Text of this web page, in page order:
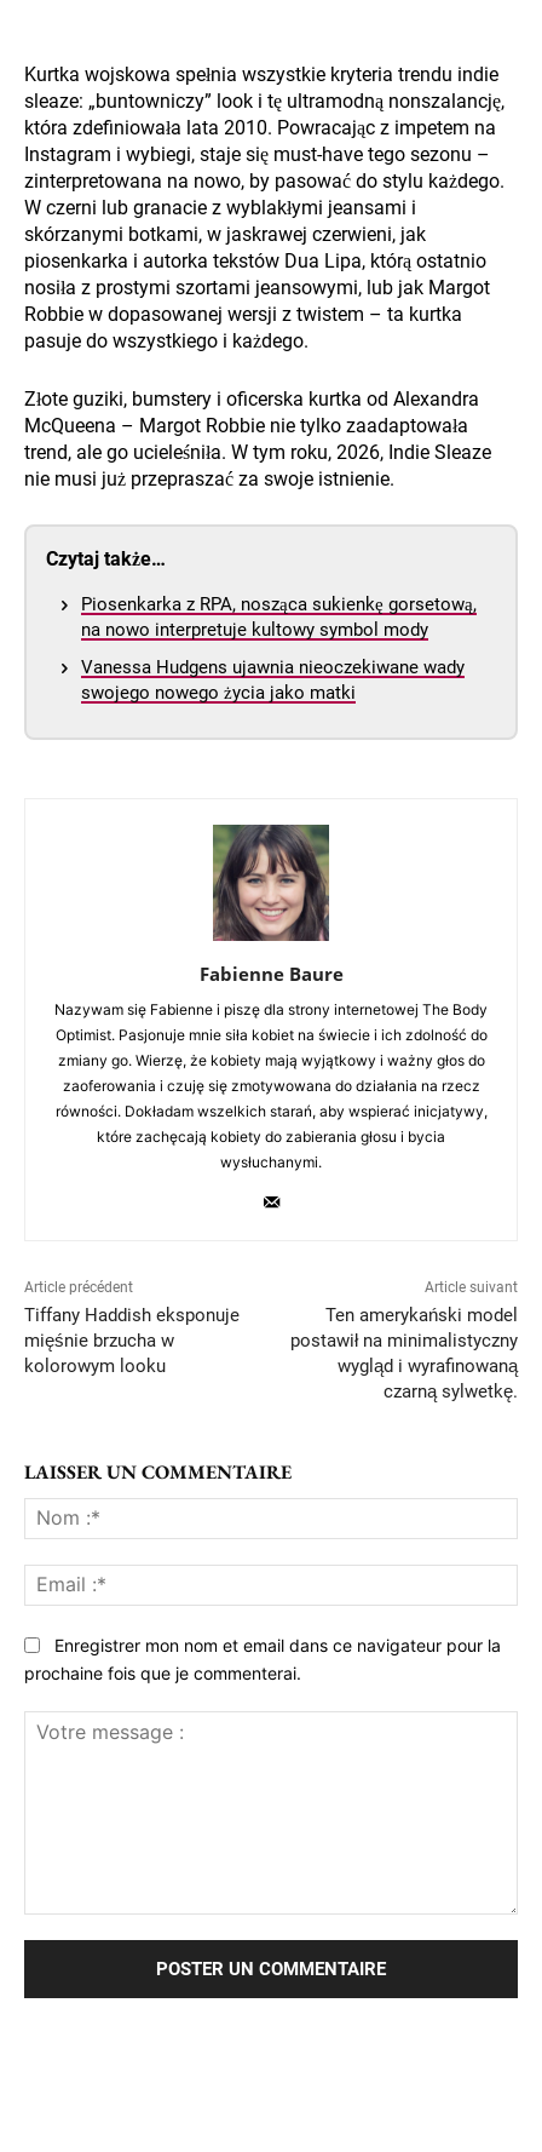
Kurtka wojskowa spełnia wszystkie kryteria trendu indie
sleaze: „buntowniczy” look i tę ultramodną nonszalancję,
która zdefiniowała lata 2010. Powracając z impetem na
Instagram i wybiegi, staje się must-have tego sezonu –
zinterpretowana na nowo, by pasować do stylu każdego.
W czerni lub granacie z wyblakłymi jeansami i
skórzanymi botkami, w jaskrawej czerwieni, jak
piosenkarka i autorka tekstów Dua Lipa, którą ostatnio
nosiła z prostymi szortami jeansowymi, lub jak Margot
Robbie w dopasowanej wersji z twistem – ta kurtka
pasuje do wszystkiego i każdego.
Złote guziki, bumstery i oficerska kurtka od Alexandra
McQueena – Margot Robbie nie tylko zaadaptowała
trend, ale go ucieleśniła. W tym roku, 2026, Indie Sleaze
nie musi już przepraszać za swoje istnienie.
Czytaj także…
Piosenkarka z RPA, nosząca sukienkę gorsetową,
na nowo interpretuje kultowy symbol mody
Vanessa Hudgens ujawnia nieoczekiwane wady
swojego nowego życia jako matki
Fabienne Baure
Nazywam się Fabienne i piszę dla strony internetowej The Body
Optimist. Pasjonuje mnie siła kobiet na świecie i ich zdolność do
zmiany go. Wierzę, że kobiety mają wyjątkowy i ważny głos do
zaoferowania i czuję się zmotywowana do działania na rzecz
równości. Dokładam wszelkich starań, aby wspierać inicjatywy,
które zachęcają kobiety do zabierania głosu i bycia
wysłuchanymi.
Article précédent
Tiffany Haddish eksponuje
mięśnie brzucha w
kolorowym looku
Article suivant
Ten amerykański model
postawił na minimalistyczny
wygląd i wyrafinowaną
czarną sylwetkę.
LAISSER UN COMMENTAIRE
:*
:*
Enregistrer mon nom et email dans ce navigateur pour la
prochaine fois que je commenterai.